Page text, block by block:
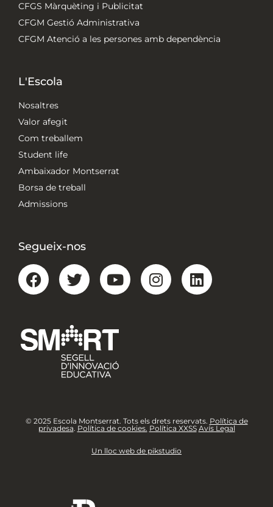
CFGS Màrquèting i Publicitat
CFGM Gestió Administrativa
CFGM Atenció a les persones amb dependència
L'Escola
Nosaltres
Valor afegit
Com treballem
Student life
Ambaixador Montserrat
Borsa de treball
Admissions
Segueix-nos
© 2025 Escola Montserrat. Tots els drets reservats. Política de
privadesa. Política de cookies. Política XXSS Avís Legal
Un lloc web de pikstudio